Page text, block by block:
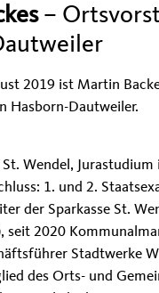
–
2019 ist Martin
Hasborn-Dautweiler.
Wendel, Jurastudium
1. und 2.
der Sparkasse St.
seit 2020
Stadtwerke
des Orts- und